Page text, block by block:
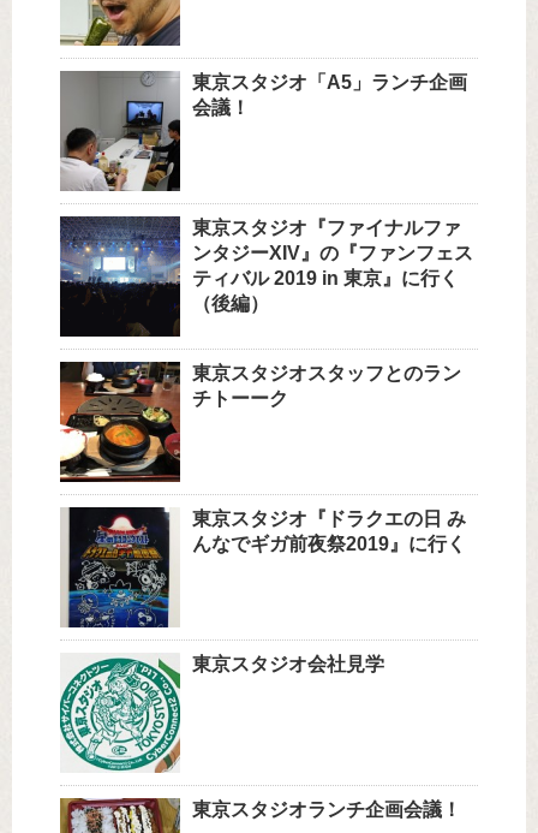
東京スタジオ「A5」ランチ企画
会議！
東京スタジオ『ファイナルファ
ンタジーXIV』の『ファンフェス
ティバル 2019 in 東京』に行く
（後編）
東京スタジオスタッフとのラン
チトーーク
東京スタジオ『ドラクエの日 み
んなでギガ前夜祭2019』に行く
東京スタジオ会社見学
東京スタジオランチ企画会議！